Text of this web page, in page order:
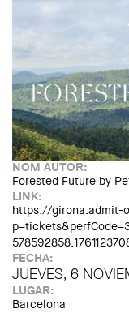
NOM AUTOR:
Forested Future by
LINK:
https://girona.admit-
FECHA:
JUEVES, 6
LUGAR:
Barcelona